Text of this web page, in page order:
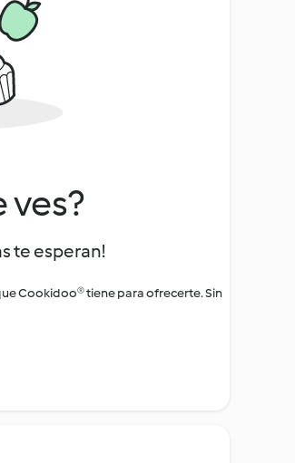
ves?
te esperan!
Cookidoo® tiene para ofrecerte. Sin